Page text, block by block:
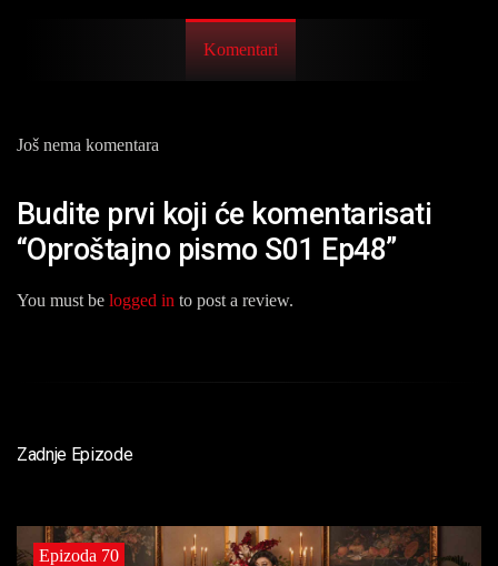
Komentari
Još nema komentara
Budite prvi koji će komentarisati
“Oproštajno pismo S01 Ep48”
You must be logged in to post a review.
Zadnje Epizode
Epizoda 70